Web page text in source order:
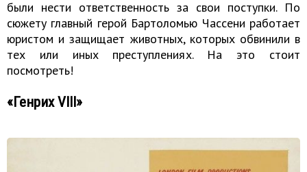
были нести ответственность за свои поступки. По
сюжету главный герой Бартоломью Чассени работает
юристом и защищает животных, которых обвинили в
тех или иных преступлениях. На это стоит
посмотреть!
«Генрих VIII»